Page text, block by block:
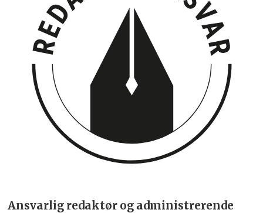
Ansvarlig redaktør og administrerende